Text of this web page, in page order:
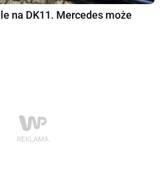
na DK11. Mercedes może